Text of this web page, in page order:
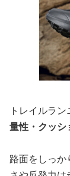
トレイルラ
量性・クッシ
路面をしっ